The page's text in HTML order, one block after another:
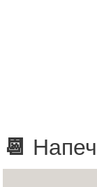
📆